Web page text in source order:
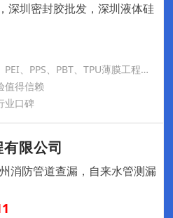
深圳密封胶批发，深圳液体硅
单组份热硫化粘合剂 PET、PEI、PPS、PBT、TPU薄膜工程塑料热硫化胶水
值得信赖
业口碑
限公司
消防管道查漏，自来水管测漏